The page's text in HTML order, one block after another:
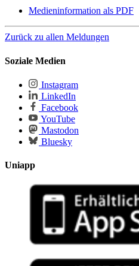
Medieninformation als PDF
Zurück zu allen Meldungen
Soziale Medien
Instagram
LinkedIn
Facebook
YouTube
Mastodon
Bluesky
Uniapp